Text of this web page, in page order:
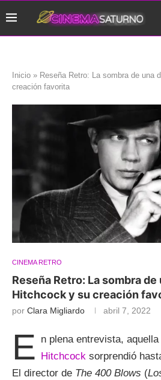
Inicio » Reseña Retro: La sombra de una
creación favorita
CINEMA RETRO
Reseña Retro: La sombra de
Hitchcock y su creación
por Clara Migliardo abril 7, 2022
E n plena entrevista,
Hitchcock sorprendió
El director de The 400 Blows (